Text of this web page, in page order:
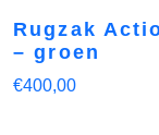
Rugzak
– groen
€400,00